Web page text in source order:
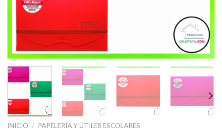
INICIO / PAPELERÍA Y ÚTILES ESCOLARES